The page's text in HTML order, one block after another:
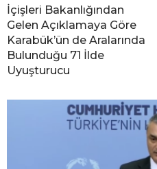
İçişleri Bakanlığından
Gelen Açıklamaya Göre
Karabük’ün de Aralarında
Bulunduğu 71 İlde
Uyuşturucu